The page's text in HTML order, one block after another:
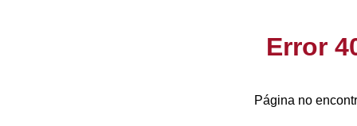
Error
Página no